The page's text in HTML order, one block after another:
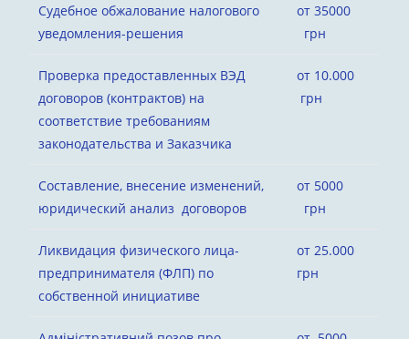
Судебное обжалование налогового
уведомления-решения
от 35000
грн
Проверка предоставленных ВЭД
договоров (контрактов) на
соответствие требованиям
законодательства и Заказчика
от 10.000
грн
Составление, внесение изменений,
юридический анализ договоров
от 5000
грн
Ликвидация физического лица-
предпринимателя (ФЛП) по
собственной инициативе
от 25.000
грн